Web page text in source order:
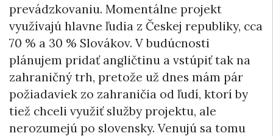
prevádzkovaniu. Momentálne projekt
využívajú hlavne ľudia z Českej republiky, cca
70 % a 30 % Slovákov. V budúcnosti
plánujem pridať angličtinu a vstúpiť tak na
zahraničný trh, pretože už dnes mám pár
požiadaviek zo zahraničia od ľudí, ktorí by
tiež chceli využiť služby projektu, ale
nerozumejú po slovensky. Venujú sa tomu